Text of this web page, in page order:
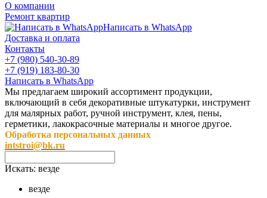
О компании
Ремонт квартир
Написать в WhatsApp
Доставка и оплата
Контакты
+7 (980) 540-30-89
+7 (919) 183-80-30
Написать в WhatsApp
Мы предлагаем широкий ассортимент продукции,
включающий в себя декоративные штукатурки, инструмент
для малярных работ, ручной инструмент, клея, пены,
герметики, лакокрасочные материалы и многое другое.
Обработка персональных данных
intstroi@bk.ru
Искать: везде
везде